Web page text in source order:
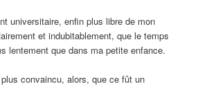
universitaire, enfin plus libre de mon
et indubitablement, que le temps
lentement que dans ma petite enfance.
convaincu, alors, que ce fût un